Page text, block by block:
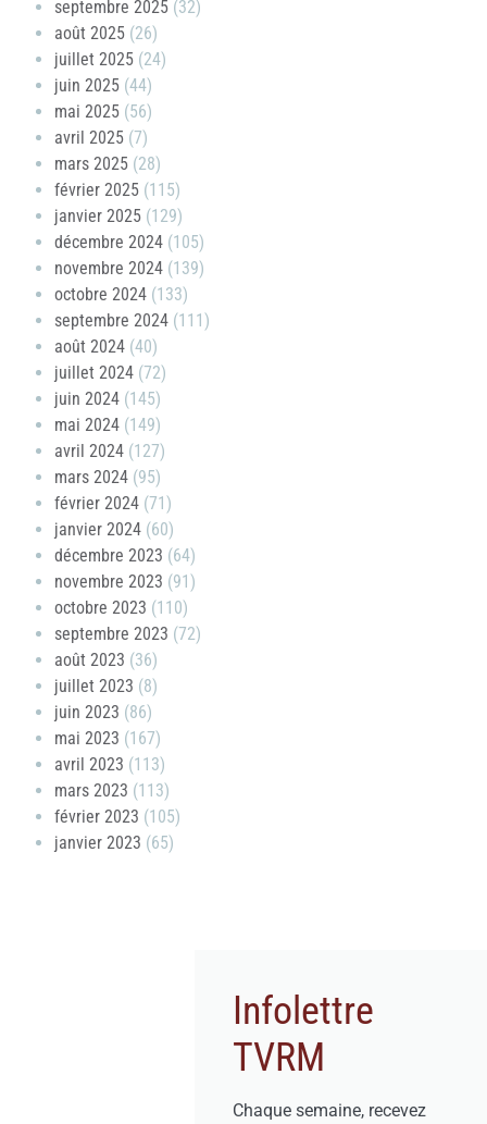
septembre 2025 (32)
août 2025 (26)
juillet 2025 (24)
juin 2025 (44)
mai 2025 (56)
avril 2025 (7)
mars 2025 (28)
février 2025 (115)
janvier 2025 (129)
décembre 2024 (105)
novembre 2024 (139)
octobre 2024 (133)
septembre 2024 (111)
août 2024 (40)
juillet 2024 (72)
juin 2024 (145)
mai 2024 (149)
avril 2024 (127)
mars 2024 (95)
février 2024 (71)
janvier 2024 (60)
décembre 2023 (64)
novembre 2023 (91)
octobre 2023 (110)
septembre 2023 (72)
août 2023 (36)
juillet 2023 (8)
juin 2023 (86)
mai 2023 (167)
avril 2023 (113)
mars 2023 (113)
février 2023 (105)
janvier 2023 (65)
Infolettre
TVRM
Chaque semaine, recevez